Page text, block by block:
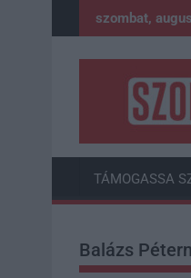
to
szombat,
TÁMOGASSA
Balázs